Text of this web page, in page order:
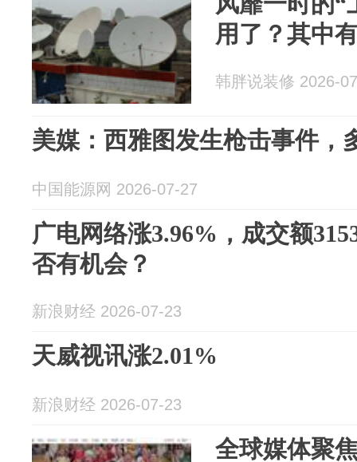
用了？其中
韩胖说装修 2026-
美媒：西雅图发生枪击事件，
中国能源网 2026-07-27
广电网络涨3.96%，成交额
否有机会？
新浪财经 2026-07-23
天威视讯涨2.01%
新浪财经 2026-07-23
全球媒体聚